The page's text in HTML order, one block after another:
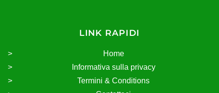
LINK RAPIDI
Home
Informativa sulla privacy
Termini & Conditions